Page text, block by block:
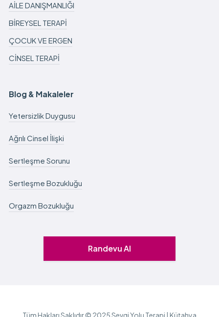
AİLE DANIŞMANLIĞI
BİREYSEL TERAPİ
ÇOCUK VE ERGEN
CİNSEL TERAPİ
Blog & Makaleler
Yetersizlik Duygusu
Ağrılı Cinsel İlişki
Sertleşme Sorunu
Sertleşme Bozukluğu
Orgazm Bozukluğu
Randevu Al